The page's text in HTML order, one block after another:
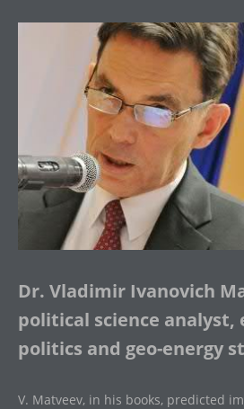
Dr. Vladimir Ivanovich
political science analyst,
politics and geo-energy
V. Matveev, in his books, predicted